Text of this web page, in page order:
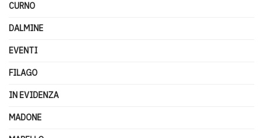
CURNO
DALMINE
EVENTI
FILAGO
IN EVIDENZA
MADONE